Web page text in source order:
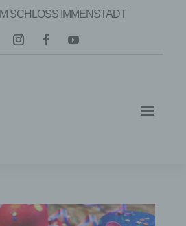
IM SCHLOSS IMMENSTADT